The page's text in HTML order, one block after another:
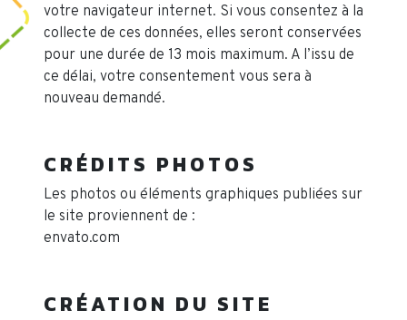
votre navigateur internet. Si vous consentez à la
collecte de ces données, elles seront conservées
pour une durée de 13 mois maximum. A l’issu de
ce délai, votre consentement vous sera à
nouveau demandé.
CRÉDITS PHOTOS
Les photos ou éléments graphiques publiées sur
le site proviennent de :
envato.com
CRÉATION DU SITE